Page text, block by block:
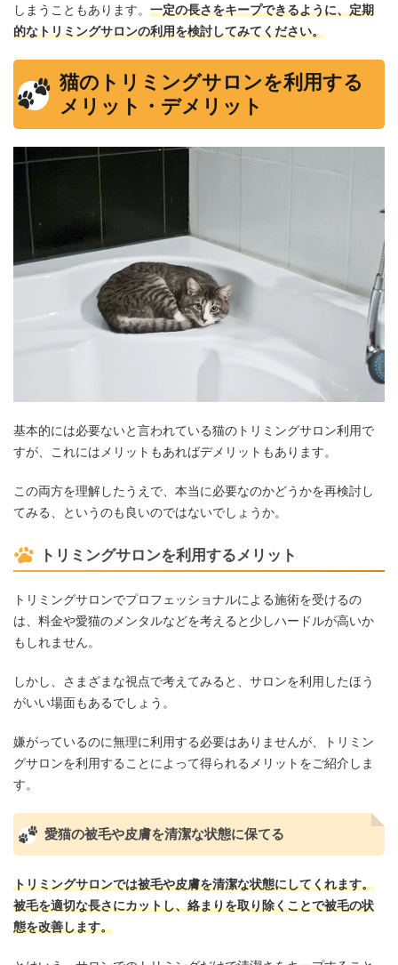
しまうこともあります。 一定の長さをキープできるように、定期
的なトリミングサロンの利用を検討してみてください。
猫のトリミングサロンを利用する
メリット・デメリット
基本的には必要ないと言われている猫のトリミングサロン利用で
すが、これにはメリットもあればデメリットもあります。
この両方を理解したうえで、本当に必要なのかどうかを再検討し
てみる、というのも良いのではないでしょうか。
トリミングサロンを利用するメリット
トリミングサロンでプロフェッショナルによる施術を受けるの
は、料金や愛猫のメンタルなどを考えると少しハードルが高いか
もしれません。
しかし、さまざまな視点で考えてみると、サロンを利用したほう
がいい場面もあるでしょう。
嫌がっているのに無理に利用する必要はありませんが、トリミン
グサロンを利用することによって得られるメリットをご紹介しま
す。
愛猫の被毛や皮膚を清潔な状態に保てる
トリミングサロンでは被毛や皮膚を清潔な状態にしてくれます。
被毛を適切な長さにカットし、絡まりを取り除くことで被毛の状
態を改善します。